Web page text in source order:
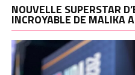
NOUVELLE SUPERSTAR
INCROYABLE DE MALIKA